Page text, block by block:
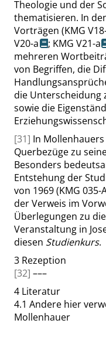
Theologie und der
thematisieren. In
Vorträgen (KMG
V20-a
; KMG V21-a
mehreren
von Begriffen, die
die Unterscheidung
sowie die
[31] In
Querbezüge zu
Besonders
Entstehung der
von 1969(KMG 035-
der Verweis im
Überlegungen zu
Veranstaltung in
diesen Studienkurs.
3 Rezeption
[32] –––
4 Literatur
4.1 Andere hier
Mollenhauer